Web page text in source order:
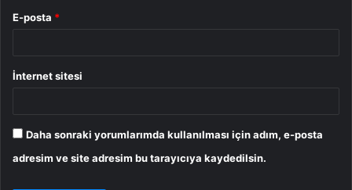
E-posta *
İnternet sitesi
Daha sonraki yorumlarımda kullanılması için adım, e-posta
adresim ve site adresim bu tarayıcıya kaydedilsin.